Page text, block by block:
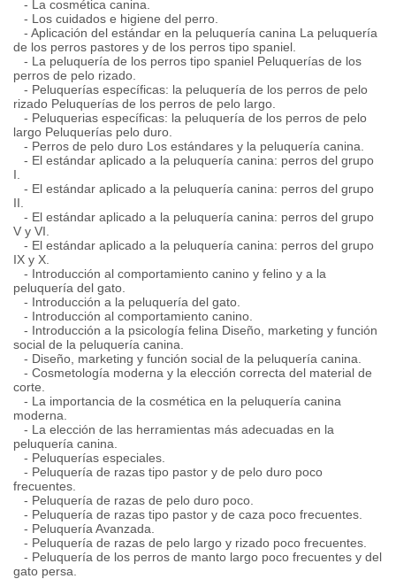
- La cosmética canina.
- Los cuidados e higiene del perro.
- Aplicación del estándar en la peluquería canina La peluquería
de los perros pastores y de los perros tipo spaniel.
- La peluquería de los perros tipo spaniel Peluquerías de los
perros de pelo rizado.
- Peluquerías específicas: la peluquería de los perros de pelo
rizado Peluquerías de los perros de pelo largo.
- Peluquerias específicas: la peluquería de los perros de pelo
largo Peluquerías pelo duro.
- Perros de pelo duro Los estándares y la peluquería canina.
- El estándar aplicado a la peluquería canina: perros del grupo
I.
- El estándar aplicado a la peluquería canina: perros del grupo
II.
- El estándar aplicado a la peluquería canina: perros del grupo
V y VI.
- El estándar aplicado a la peluquería canina: perros del grupo
IX y X.
- Introducción al comportamiento canino y felino y a la
peluquería del gato.
- Introducción a la peluquería del gato.
- Introducción al comportamiento canino.
- Introducción a la psicología felina Diseño, marketing y función
social de la peluquería canina.
- Diseño, marketing y función social de la peluquería canina.
- Cosmetología moderna y la elección correcta del material de
corte.
- La importancia de la cosmética en la peluquería canina
moderna.
- La elección de las herramientas más adecuadas en la
peluquería canina.
- Peluquerías especiales.
- Peluquería de razas tipo pastor y de pelo duro poco
frecuentes.
- Peluquería de razas de pelo duro poco.
- Peluquería de razas tipo pastor y de caza poco frecuentes.
- Peluquería Avanzada.
- Peluquería de razas de pelo largo y rizado poco frecuentes.
- Peluquería de los perros de manto largo poco frecuentes y del
gato persa.